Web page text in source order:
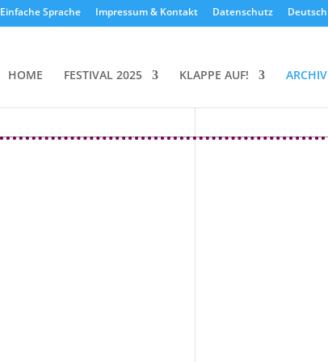
Einfache Sprache Impressum & Kontakt Datenschutz Deutsch
HOME FESTIVAL 2025 KLAPPE AUF! ARCHIV